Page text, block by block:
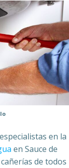
en la
en Sauce de
de todos